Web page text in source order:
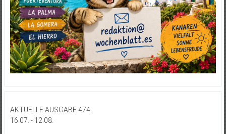
AKTUELLE AUSGABE 474
16.07. - 12.08.